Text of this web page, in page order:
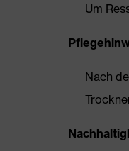
Um
Nach